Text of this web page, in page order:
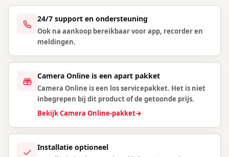
24/7 support en ondersteuning
Ook na aankoop bereikbaar voor app, recorder en
meldingen.
Camera Online is een apart pakket
Camera Online is een los servicepakket. Het is niet
inbegrepen bij dit product of de getoonde prijs.
Bekijk Camera Online-pakket→
Installatie optioneel